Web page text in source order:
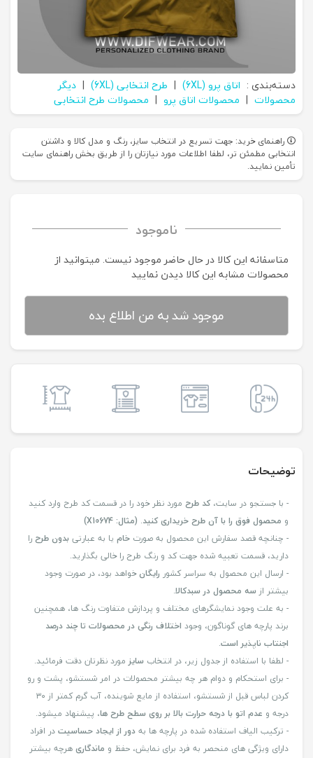
دسته‌بندی : اتاق پرو (6XL) | طرح انتخابی (6XL) | دیگر
محصولات | محصولات اتاق پرو | محصولات طرح انتخابی
راهنمای خرید: جهت تسریع در انتخاب سایز، رنگ و مدل کالا و داشتن
انتخابی مطمئن تر، لطفا اطلاعات مورد نیازتان را از طریق بخش راهنمای سایت
تأمین نمایید.
ناموجود
متاسفانه این کالا در حال حاضر موجود نیست. می‍توانید از
محصولات مشابه این کالا دیدن نمایید
موجود شد به من اطلاع بده
توضیحات
- با جستجو در سایت، کد طرح مورد نظر خود را در قسمت کد طرح وارد کنید
و محصول فوق را با آن طرح خریداری کنید. (مثال: X10674)
- چنانچه قصد سفارش این محصول به صورت خام یا به عبارتیبدون طرحرا
دارید، قسمت تعبیه شده جهت کد و رنگ طرح را خالی بگذارید.
- ارسال این محصول به سراسر کشور رایگانخواهد بود، در صورت وجود
بیشتر از سه محصول در سبدکالا.
- به علت وجود نمایشگرهای مختلف و پردازش متفاوت رنگ ها، همچنین
برند پارچه های گوناگون، وجود اختلاف رنگی در محصولات تا چند درصد
اجنتاب ناپذیر است.
- لطفا با استفاده از جدول زیر، در انتخاب سایز مورد نظرتان دقت فرمائید.
- برای استحکام و دوام هر چه بیشتر محصولات در امر شستشو، پشت و رو
کردن لباس قبل از شستشو، استفاده از مایع شوینده، آب گرم کمتر از ۳۰
درجه و عدم اتو با درجه حرارت بالا بر روی سطح طرح ها، پیشنهاد میشود.
- ترکیب الیاف استفاده شده در پارچه ها بهدور از ایجاد حساسیتدر افراد
دارای ویژگی های منحصر به فرد برای نمایش، حفظ و ماندگاریهرچه بیشتر